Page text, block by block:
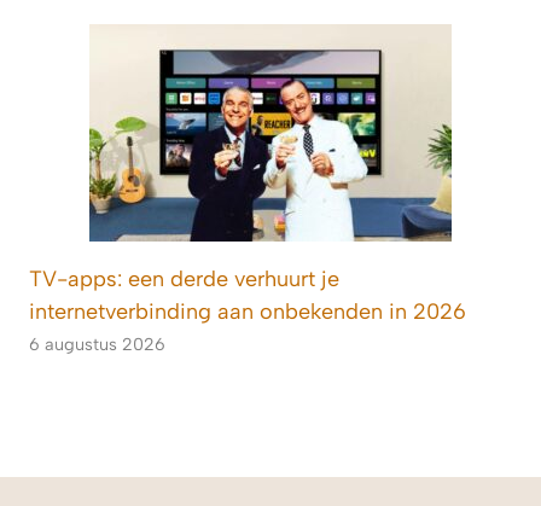
TV-apps: een derde verhuurt je
internetverbinding aan onbekenden in 2026
6 augustus 2026